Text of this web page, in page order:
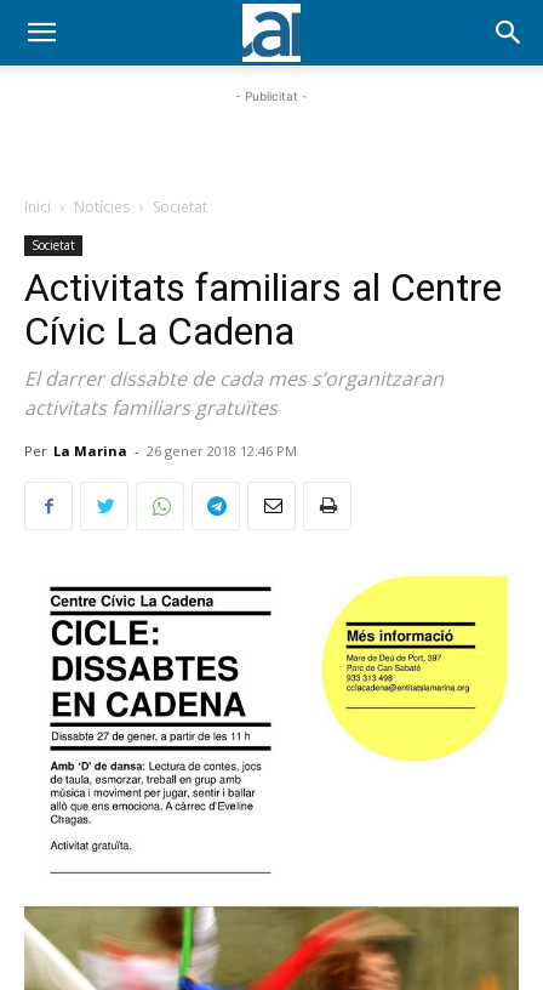
- Publicitat -
Inici Notícies Societat
Societat
Activitats familiars al Centre
Cívic La Cadena
El darrer dissabte de cada mes s’organitzaran
activitats familiars gratuïtes
Per La Marina - 26 gener 2018 12:46 PM